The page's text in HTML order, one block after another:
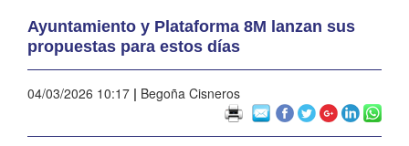
Ayuntamiento y Plataforma 8M lanzan sus
propuestas para estos días
04/03/2026 10:17 | Begoña Cisneros